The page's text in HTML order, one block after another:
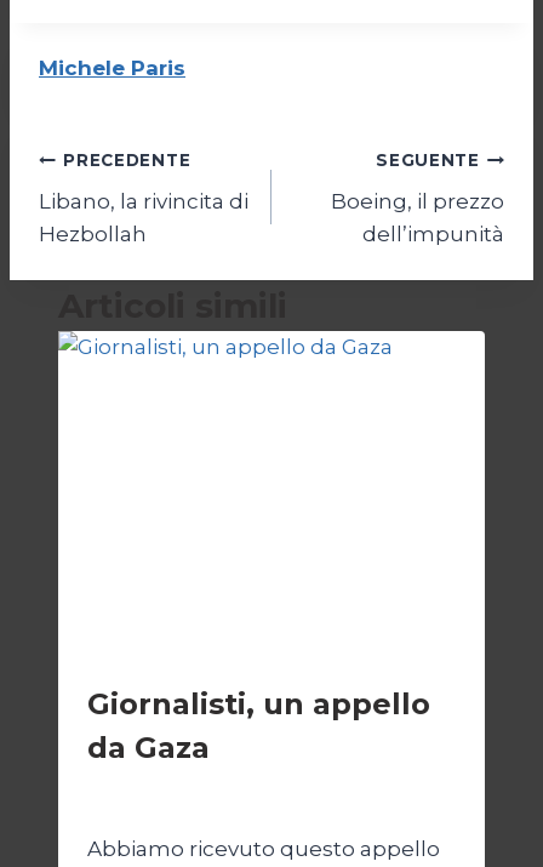
Michele Paris
Navigazione
articoli
PRECEDENTE
Libano, la rivincita di
Hezbollah
SEGUENTE
Boeing, il prezzo
dell’impunità
Giornalisti, un appello
da Gaza
Abbiamo ricevuto questo appello